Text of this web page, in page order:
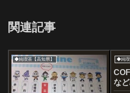
関連記事
◆純喫茶【高知県】 ◆純喫
な